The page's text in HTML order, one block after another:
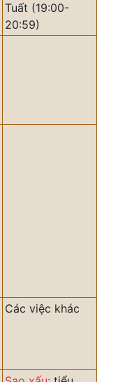
Tuất (19:00-
20:59)
Các việc khác